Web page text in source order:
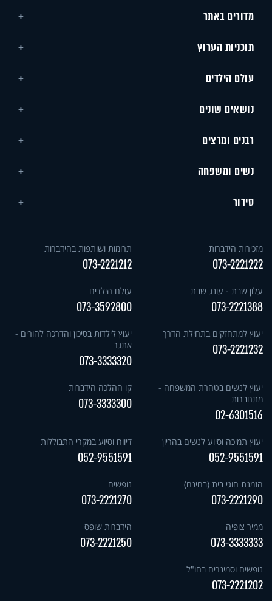
מדורים באתר
תוכניות הערוץ
עולם הילדים
נושאים שונים
רבנים ומרצים
נשים ומשפחה
סידור
מזכירות הידברות
073-2221222
תרומות ושותפות בהידברות
073-2221212
עלון שבת - עונג שבת
073-2221388
עולם הילדים
073-3592800
יעוץ למתחזקים בתחילת הדרך
073-2221232
יעוץ לילדות בסיכון והדרכה להורים -
אתגר
073-3333320
יעוץ לנשים בטהרת המשפחה -
מתחברות
02-6301516
קו ההלכה הידברות
073-3333300
יעוץ תמיכה וסיוע לנשים בהריון
052-9551591
דיווח וסיוע במקרי התבוללות
052-9551591
הזמנת חוגי בית (בחינם)
073-2221290
נופשים
073-2221270
ממיר צופיה
073-3333333
הידברות שופס
073-2221250
נופשים וסמינרים בחו"ל
073-2221202